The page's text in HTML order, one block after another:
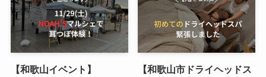
【和歌山イベント】
【和歌山市ドライヘッドス